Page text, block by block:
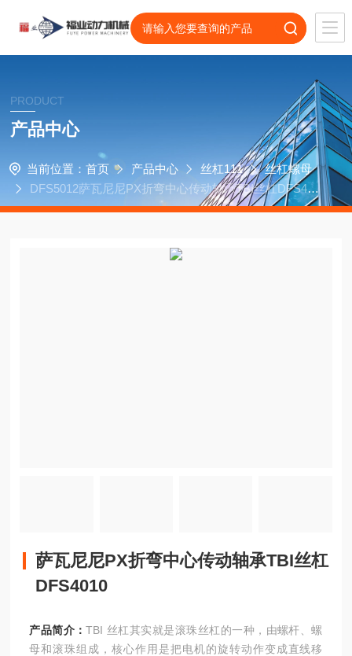
PRODUCT
产品中心
当前位置： 首页 产品中心 丝杠111
丝杠螺母
DFS5012萨瓦尼尼PX折弯中心传动轴承TBI丝杠DFS401
0
萨瓦尼尼PX折弯中心传动轴承TBI丝杠
DFS4010
产品简介：TBI 丝杠其实就是滚珠丝杠的一种，由螺杆、螺
母和滚珠组成，核心作用是把电机的旋转动作变成直线移